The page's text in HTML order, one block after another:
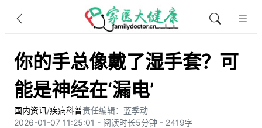
你的手总像戴了湿手套？可
能是神经在‘漏电’
国内资讯/疾病科普责任编辑：蓝季动
2026-01-07 11:25:01 - 阅读时长5分钟 - 2419字